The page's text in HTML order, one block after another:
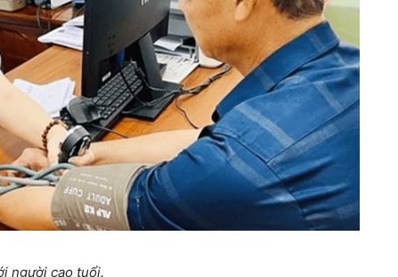
người cao tuổi.